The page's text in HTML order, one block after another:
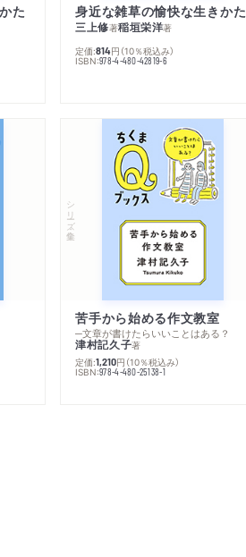
た 身近な雑草の愉快な生きかた
三上修著稲垣栄洋著
定価:814円 （10％税込み）
ISBN:978-4-480-42819-6
シリーズ・全集
苦手から始める作文教室
─文章が書けたらいいことはある？
津村記久子著
定価:1,210円 （10％税込み）
ISBN:978-4-480-25138-1